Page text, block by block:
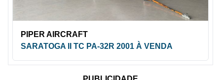
PIPER AIRCRAFT
SARATOGA II TC PA-32R 2001 À VENDA